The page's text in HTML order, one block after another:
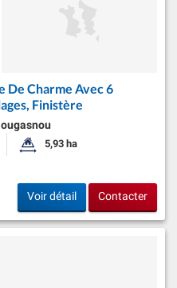
De Charme Avec 6
Finistère
habitable:Superficie du terrain:
5,93 ha
Voir détail Contacter